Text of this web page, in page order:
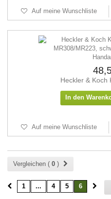
Auf meine Wunschliste
Heckler & Koch
In den
Auf meine Wunschliste
Vergleichen ( 0 )
1 ... 4 5 6